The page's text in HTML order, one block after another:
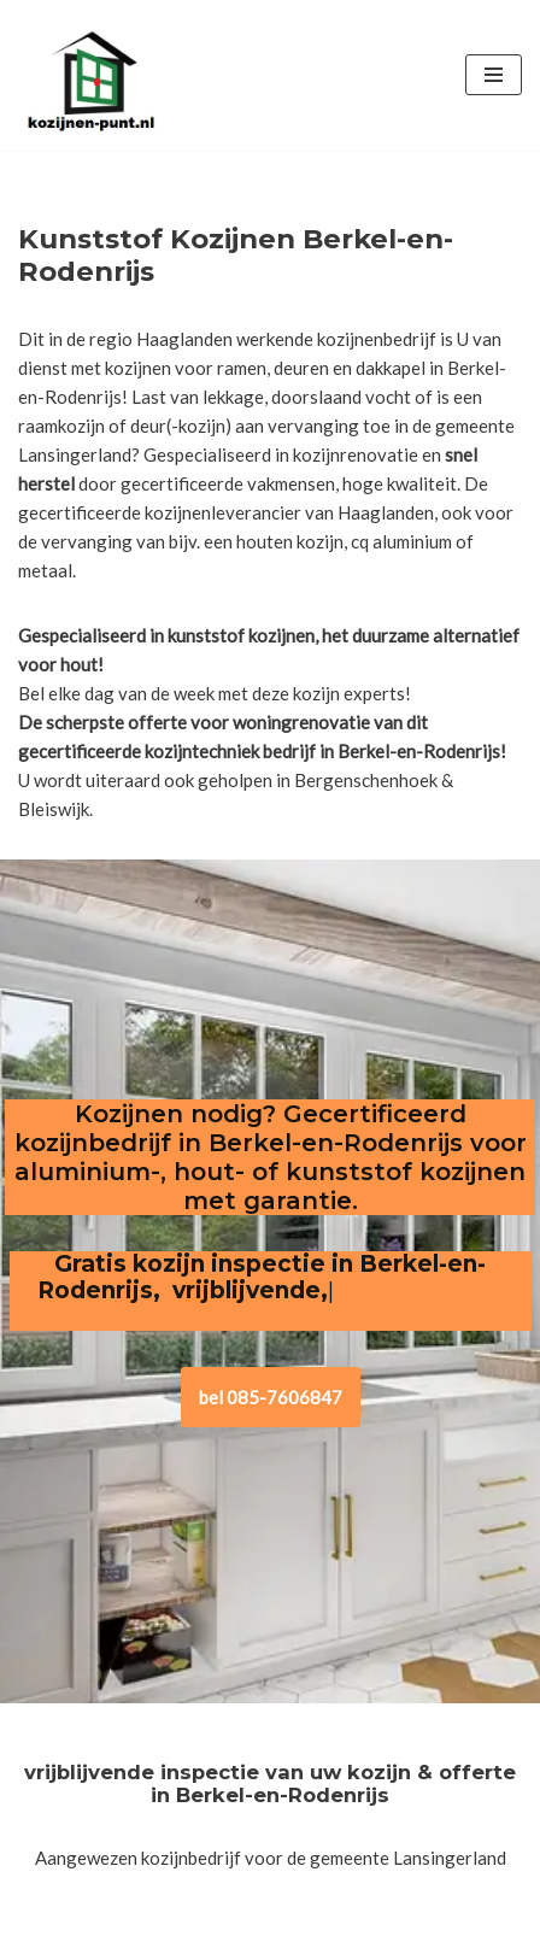
de
Kunststof Kozijnen Berkel-en-
Rodenrijs
Dit in de regio Haaglanden werkende kozijnenbedrijf is U van
dienst met kozijnen voor ramen, deuren en dakkapel in Berkel-
en-Rodenrijs! Last van lekkage, doorslaand vocht of is een
raamkozijn of deur(-kozijn) aan vervanging toe in de gemeente
Lansingerland? Gespecialiseerd in kozijnrenovatie en snel
hersteldoor gecertificeerde vakmensen, hoge kwaliteit. De
gecertificeerde kozijnenleverancier van Haaglanden, ook voor
de vervanging van bijv. een houten kozijn, cq aluminium of
metaal.
Gespecialiseerd in kunststof kozijnen, het duurzame alternatief
voor hout!
Bel elke dag van de week met deze kozijn experts!
De scherpsteofferte voor woningrenovatie van dit
gecertificeerde kozijntechniek bedrijf in Berkel-en-Rodenrijs!
U wordt uiteraard ook geholpen in Bergenschenhoek &
Bleiswijk.
Kozijnen nodig? Gecertificeerd
kozijnbedrijf in Berkel-en-Rodenrijs voor
aluminium-, hout- of kunststof kozijnen
met garantie.
Gratis kozijn inspectie in Berkel-en-
Rodenrijs,  vrijblijvende, transparante
bel 085-7606847
vrijblijvende inspectie van uw kozijn & offerte
in Berkel-en-Rodenrijs
Aangewezen kozijnbedrijf voor de gemeente Lansingerland